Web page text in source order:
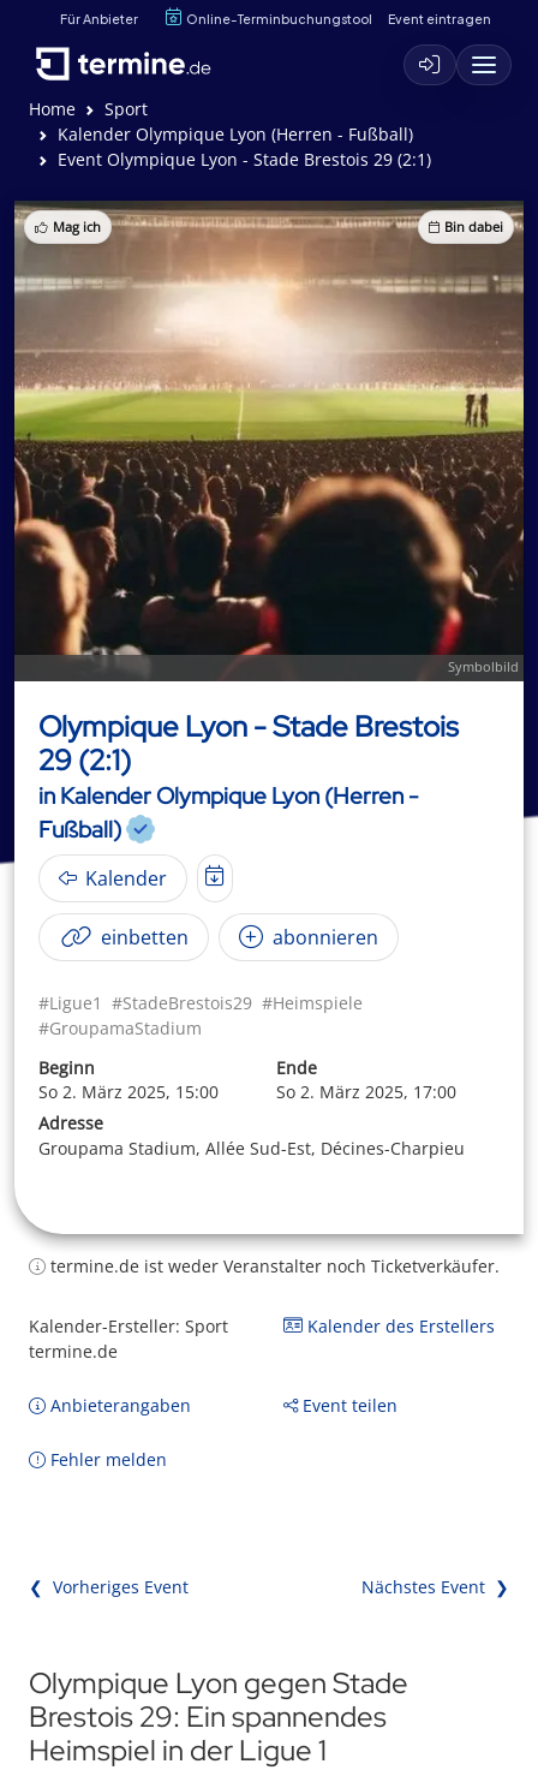
Für Anbieter Online-Terminbuchungstool Event eintragen
Home
Sport
Kalender Olympique Lyon (Herren - Fußball)
Event Olympique Lyon - Stade Brestois 29 (2:1)
Mag ich Bin dabei
Symbolbild
Olympique Lyon - Stade Brestois
29 (2:1)
in Kalender Olympique Lyon (Herren -
Fußball)
Kalender
einbetten abonnieren
#Ligue1 #StadeBrestois29 #Heimspiele
#GroupamaStadium
Beginn
So 2. März 2025, 15:00
Ende
So 2. März 2025, 17:00
Adresse
Groupama Stadium, Allée Sud-Est, Décines-Charpieu
termine.de ist weder Veranstalter noch Ticketverkäufer.
Kalender-Ersteller: Sport
termine.de
Kalender des Erstellers
Anbieterangaben Event teilen
Fehler melden
❮ Vorheriges Event Nächstes Event ❯
Olympique Lyon gegen Stade
Brestois 29: Ein spannendes
Heimspiel in der Ligue 1